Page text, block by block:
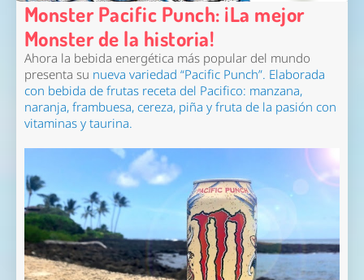
Monster Pacific Punch: ¡La mejor
Monster de la historia!
Ahora la bebida energética más popular del mundo
presenta su nueva variedad “Pacific Punch”. Elaborada
con bebida de frutas receta del Pacifico: manzana,
naranja, frambuesa, cereza, piña y fruta de la pasión con
vitaminas y taurina.